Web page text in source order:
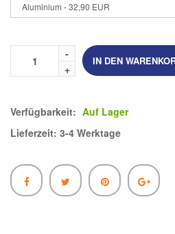
IN DEN
Verfügbarkeit: Auf Lager
Lieferzeit: 3-4 Werktage